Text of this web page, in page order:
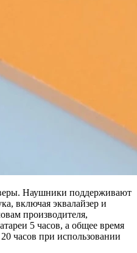
Наушники поддерживают
включая эквалайзер и
производителя,
5 часов, а общее время
часов при использовании